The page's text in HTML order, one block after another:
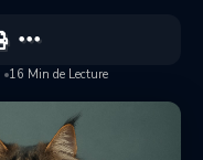
16 Min de Lecture